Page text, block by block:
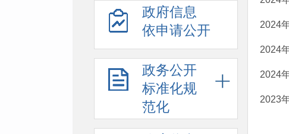
政府信息
依申请公开
政务公开
标准化规
范化
2024
2024
2024
2023